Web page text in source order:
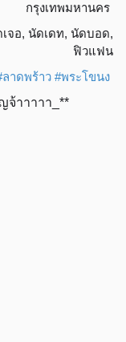
กรุงเทพมหานคร
จอ, นัดเดท, นัดบอด,
ฟิวแฟน
ลาดพร้าว #พระโขนง
จ้าาาาา_**